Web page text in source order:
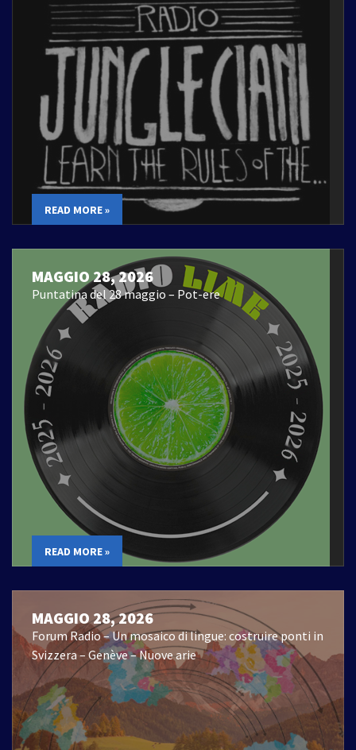
READ MORE »
MAGGIO 28, 2026
Puntatina del 28 maggio – Pot-ere
READ MORE »
MAGGIO 28, 2026
Forum Radio – Un mosaico di lingue: costruire ponti in
Svizzera – Genève – Nuove arie